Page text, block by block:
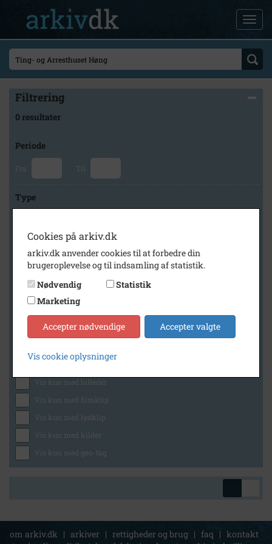
Filtrering
0 resultater
Periode
Fra Til
Type
Arkiv
Høng Lokalhistoriske Arkiv
Generelt
Vis kun med billeder
Vis kun med filmklip
Vis kun med lydklip
Vis kun med kilder
Vis kun med geo-tag
om arkiv.dk | arkiver | rettigheder og brug | faq | kontakt
Cookies på arkiv.dk
arkiv.dk anvender cookies til at forbedre din
brugeroplevelse og til indsamling af statistik.
Nødvendig
Statistik
Marketing
Accepter nødvendige Accepter valgte
Vis cookie oplysninger